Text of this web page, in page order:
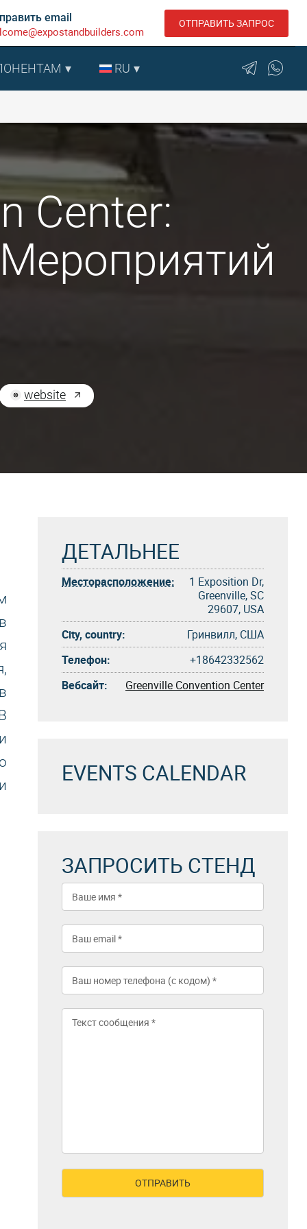
email ОТПРАВИТЬ ЗАПРОС
RU
Center:
website
ДЕТАЛЬНЕЕ
Месторасположение:
1 Exposition Dr,
Greenville, SC
29607, USA
City, country:
Гринвилл, США
Телефон:
+18642332562
Вебсайт:
Greenville Convention Center
EVENTS CALENDAR
ЗАПРОСИТЬ СТЕНД